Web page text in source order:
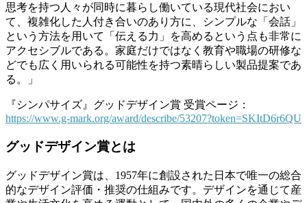
思考を持つ人々が同時に暮らし働いている現代社会におい
て、複雑化した人付き合いのあり方に、シンプルな「会話」
という方法を用いて「伝える力」を高めるという点も非常に
アクセシブルである。家庭だけではなく教育や職場の研修な
どでも広く用いられる可能性を持つ素晴らしい製品提案であ
る。」
『シンパサイズ』グッドデザイン賞 受賞ページ：
https://www.g-mark.org/award/describe/53207?token=SKItD6r6QU
グッドデザイン賞とは
グッドデザイン賞は、1957年に創設された日本で唯一の総合
的なデザイン評価・推奨の仕組みです。デザインを通じて産